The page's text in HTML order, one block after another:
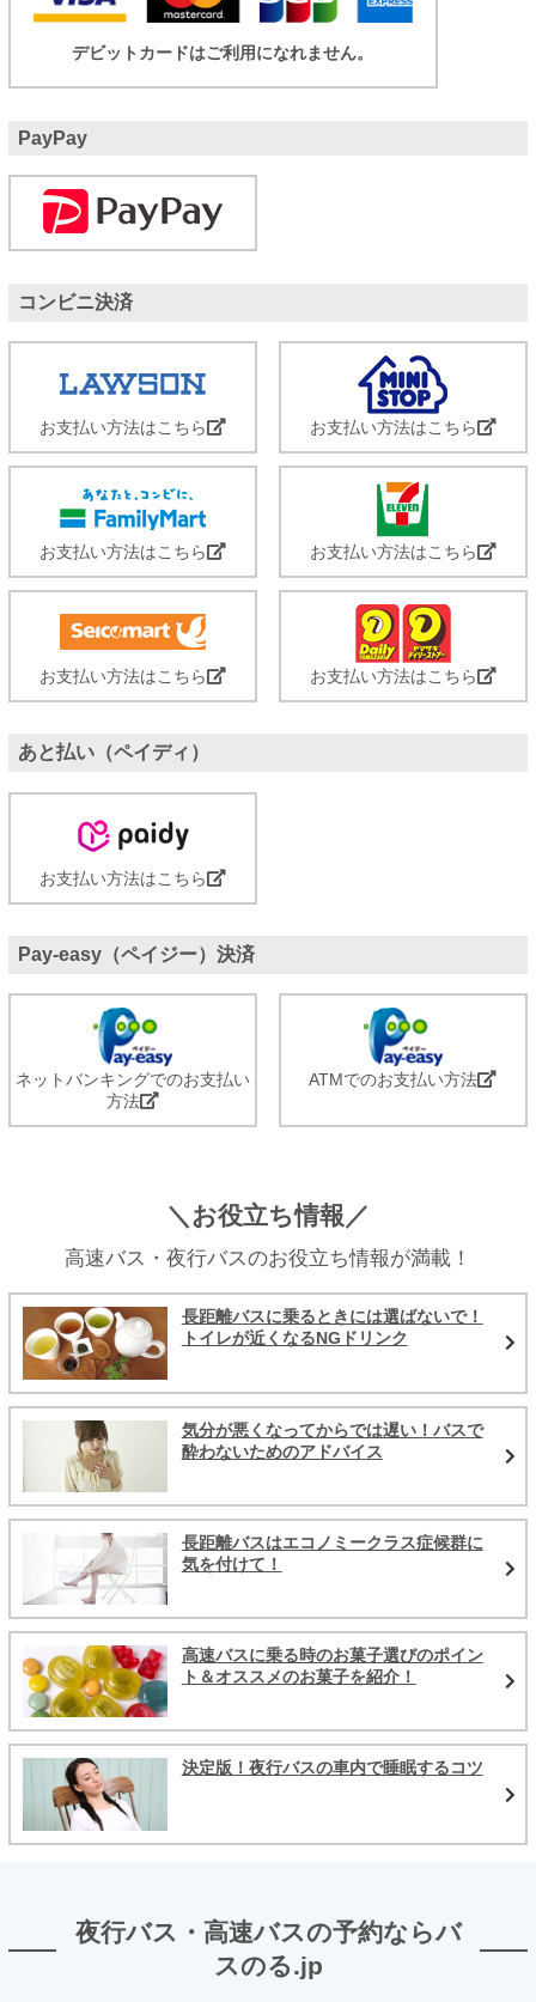
デビットカードはご利用になれません。
PayPay
コンビニ決済
お支払い方法はこちら お支払い方法はこちら
お支払い方法はこちら お支払い方法はこちら
お支払い方法はこちら お支払い方法はこちら
あと払い（ペイディ）
お支払い方法はこちら
Pay-easy（ペイジー）決済
ネットバンキングでのお支払い
方法
ATMでのお支払い方法
＼お役立ち情報／
高速バス・夜行バスのお役立ち情報が満載！
長距離バスに乗るときには選ばないで！
トイレが近くなるNGドリンク
気分が悪くなってからでは遅い！バスで
酔わないためのアドバイス
長距離バスはエコノミークラス症候群に
気を付けて！
高速バスに乗る時のお菓子選びのポイン
ト＆オススメのお菓子を紹介！
決定版！夜行バスの車内で睡眠するコツ
夜行バス・高速バスの予約ならバ
スのる.jp